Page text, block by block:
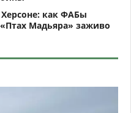
как ФАБы
Мадьяра» заживо